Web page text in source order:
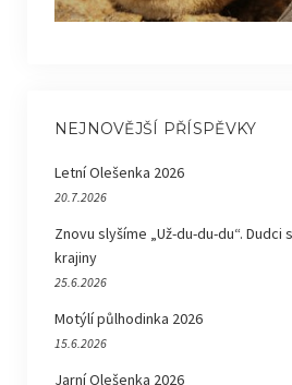
NEJNOVĚJŠÍ PŘÍSPĚVKY
Letní Olešenka 2026
20.7.2026
Znovu slyšíme „Už-du-du-du“.
krajiny
25.6.2026
Motýlí půlhodinka 2026
15.6.2026
Jarní Olešenka 2026